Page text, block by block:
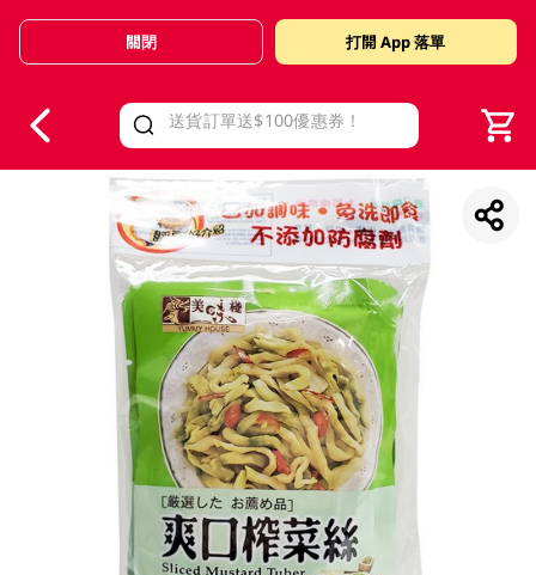
Valid Until 30 June 2026
關閉 打開 App 落單